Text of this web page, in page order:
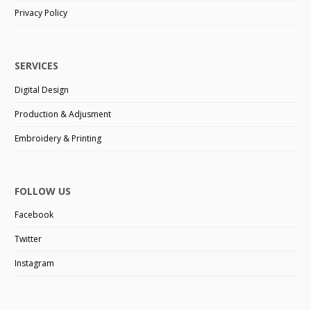
Privacy Policy
SERVICES
Digital Design
Production & Adjusment
Embroidery & Printing
FOLLOW US
Facebook
Twitter
Instagram